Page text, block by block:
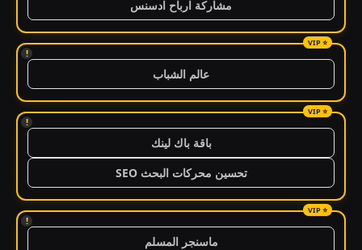
مشاركة ارباح ادسنس
!
عالم الشباب
!
باقة باك لينك
تحسين محركات البحث SEO
!
ماسنجر المسلم